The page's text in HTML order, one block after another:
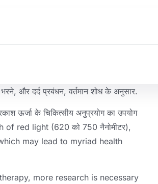
और दर्द प्रबंधन, वर्तमान शोध के अनुसार.
ऊर्जा के चिकित्सीय अनुप्रयोग का उपयोग
of red light (620 को 750 नैनोमीटर),
may lead to myriad health
, more research is necessary